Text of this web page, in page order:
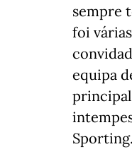
sempre
foi
equipa
Sporting.